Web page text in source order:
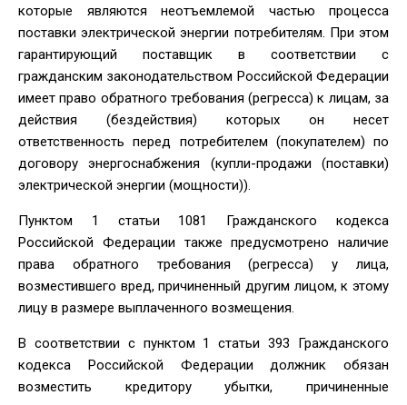
которые являются неотъемлемой частью процесса
поставки электрической энергии потребителям. При этом
гарантирующий поставщик в соответствии с
гражданским законодательством Российской Федерации
имеет право обратного требования (регресса) к лицам, за
действия (бездействия) которых он несет
ответственность перед потребителем (покупателем) по
договору энергоснабжения (купли-продажи (поставки)
электрической энергии (мощности)).
Пунктом 1 статьи 1081 Гражданского кодекса
Российской Федерации также предусмотрено наличие
права обратного требования (регресса) у лица,
возместившего вред, причиненный другим лицом, к этому
лицу в размере выплаченного возмещения.
В соответствии с пунктом 1 статьи 393 Гражданского
кодекса Российской Федерации должник обязан
возместить кредитору убытки, причиненные